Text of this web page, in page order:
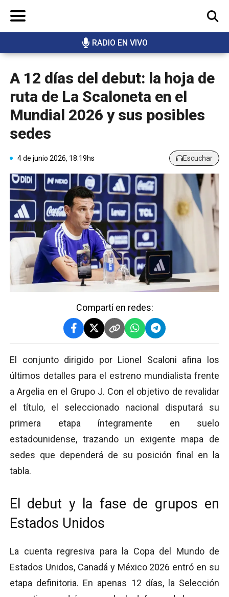
RADIO EN VIVO
BUSCAR
A 12 días del debut: la hoja de
ruta de La Scaloneta en el
Mundial 2026 y sus posibles
sedes
4 de junio 2026, 18:19hs Escuchar
Compartí en redes:
El conjunto dirigido por Lionel Scaloni afina los
últimos detalles para el estreno mundialista frente
a Argelia en el Grupo J. Con el objetivo de revalidar
el título, el seleccionado nacional disputará su
primera etapa íntegramente en suelo
estadounidense, trazando un exigente mapa de
sedes que dependerá de su posición final en la
tabla.
El debut y la fase de grupos en
Estados Unidos
La cuenta regresiva para la Copa del Mundo de
Estados Unidos, Canadá y México 2026 entró en su
etapa definitoria. En apenas 12 días, la Selección